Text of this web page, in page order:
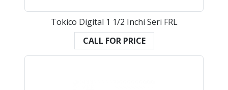
Tokico Digital 1 1/2 Inchi Seri FRL
CALL FOR PRICE